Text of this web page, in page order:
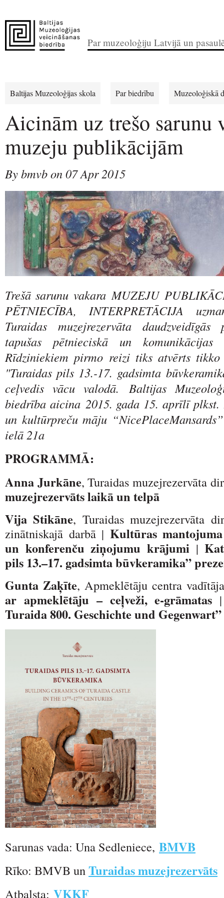
Par muzeoloģiju Latvijā un
Baltijas Muzeoloģijas skola Par biedrību Muzeoloģiskā
Aicinām uz trešo sarunu
muzeju publikācijām
By bmvb on 07 Apr 2015
Trešā sarunu vakaraMUZEJU
PĒTNIECĪBA, INTERPRETĀCIJA
Turaidas muzejrezervāta daudzveidīgās
tapušas pētnieciskā un komunikācijas
Rīdziniekiem pirmo reizi tiks atvērts tikko
"Turaidas pils 13.-17. gadsimta
ceļvedis vācu valodā.
Baltijas
biedrība aicina 2015. gada 15. aprīlī plkst.
un kultūrpreču māju
ielā 21a
PROGRAMMĀ:
Anna Jurkāne, Turaidas muzejrezervāta
muzejrezervāts laikā un telpā
Vija Stikāne, Turaidas muzejrezervāta
zinātniskajā darbā | Kultūras
un konferenču ziņojumu krājumi |
pils 13.–17. gadsimta būvkeramika”
Gunta Zaķīte, Apmeklētāju centra
ar apmeklētāju – ceļveži, e-grāmatas
Turaida 800. Geschichte und
Sarunas vada: Una Sedleniece, BMVB
Rīko: BMVB unTuraidas muzejrezervāts
Atbalsta: VKKF